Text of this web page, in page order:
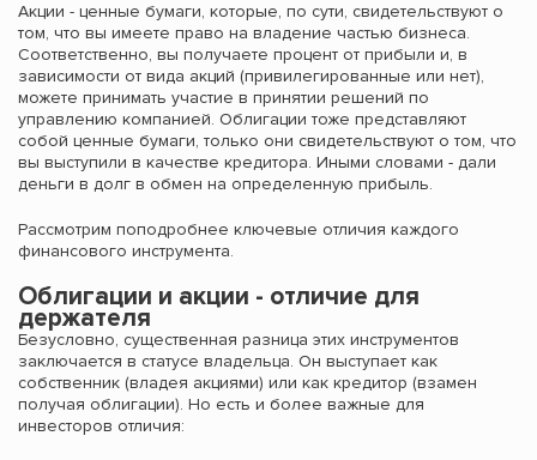
Акции - ценные бумаги, которые, по сути, свидетельствуют о
том, что вы имеете право на владение частью бизнеса.
Соответственно, вы получаете процент от прибыли и, в
зависимости от вида акций (привилегированные или нет),
можете принимать участие в принятии решений по
управлению компанией. Облигации тоже представляют
собой ценные бумаги, только они свидетельствуют о том, что
вы выступили в качестве кредитора. Иными словами - дали
деньги в долг в обмен на определенную прибыль.
Рассмотрим поподробнее ключевые отличия каждого
финансового инструмента.
Облигации и акции - отличие для
держателя
Безусловно, существенная разница этих инструментов
заключается в статусе владельца. Он выступает как
собственник (владея акциями) или как кредитор (взамен
получая облигации). Но есть и более важные для
инвесторов отличия: